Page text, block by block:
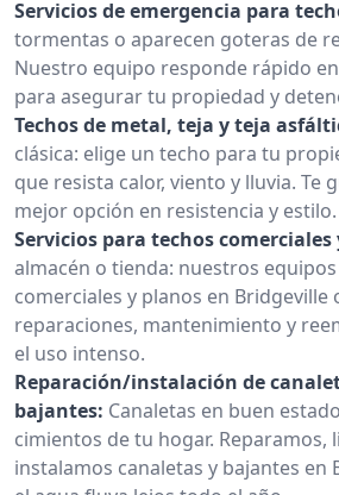
Servicios de emergencia para
tormentas o aparecen goteras de
Nuestro equipo responde rápido
para asegurar tu propiedad y
Techos de metal, teja y teja
clásica: elige un techo para tu
que resista calor, viento y lluvia. Te
mejor opción en resistencia y estilo.
Servicios para techos comerciales
almacén o tienda: nuestros
comerciales y planos en Bridgeville
reparaciones, mantenimiento y
el uso intenso.
Reparación/instalación de
bajantes: Canaletas en buen
cimientos de tu hogar. Reparamos,
instalamos canaletas y bajantes en